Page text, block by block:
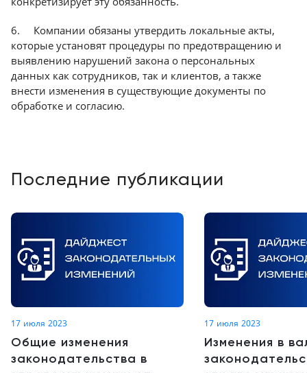
6. Компании обязаны утвердить локальные акты,
которые установят процедуры по предотвращению и
выявлению нарушений закона о персональных
данных как сотрудников, так и клиентов, а также
внести изменения в существующие документы по
обработке и согласию.
Последние публикации
17 июля 2023
Общие изменения
законодательства в
17 июля 2023
Изменения в